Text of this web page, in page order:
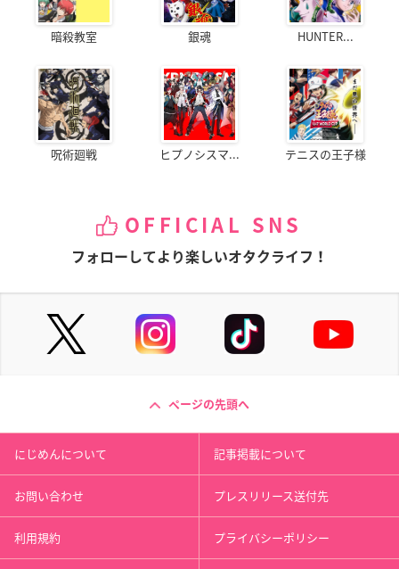
暗殺教室 銀魂 HUNTER...
呪術廻戦 ヒプノシスマ... テニスの王子様
OFFICIAL SNS
フォローしてより楽しいオタクライフ！
ページの先頭へ
にじめんについて 記事掲載について
お問い合わせ プレスリリース送付先
利用規約 プライバシーポリシー